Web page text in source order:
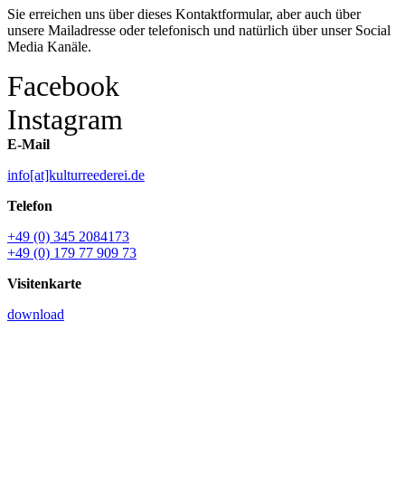
Sie erreichen uns über dieses Kontaktformular, aber auch über
unsere Mailadresse oder telefonisch und natürlich über unser Social
Media Kanäle.
Facebook
Instagram
E-Mail
info[at]kulturreederei.de
Telefon
+49 (0) 345 2084173
+49 (0) 179 77 909 73
Visitenkarte
download